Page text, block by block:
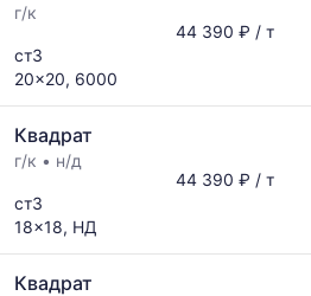
г/к
ст3
20x20, 6000
44 390 ₽ / т
Квадрат
г/к • н/д
ст3
18x18, НД
44 390 ₽ / т
Квадрат